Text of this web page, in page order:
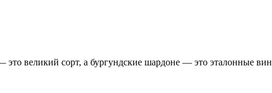
великий сорт, а бургундские шардоне — это эталонные